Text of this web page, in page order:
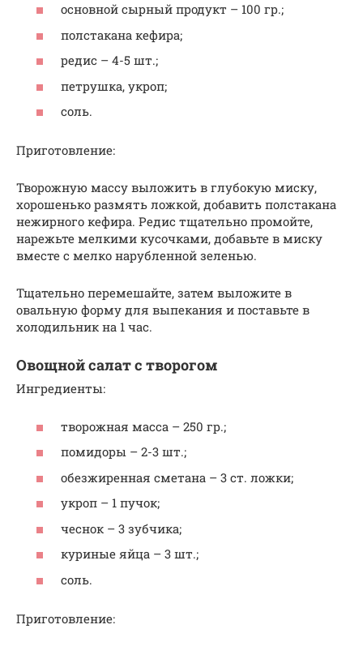
основной сырный продукт – 100 гр.;
полстакана кефира;
редис – 4-5 шт.;
петрушка, укроп;
соль.
Приготовление:
Творожную массу выложить в глубокую миску,
хорошенько размять ложкой, добавить полстакана
нежирного кефира. Редис тщательно промойте,
нарежьте мелкими кусочками, добавьте в миску
вместе с мелко нарубленной зеленью.
Тщательно перемешайте, затем выложите в
овальную форму для выпекания и поставьте в
холодильник на 1 час.
Овощной салат с творогом
Ингредиенты:
творожная масса – 250 гр.;
помидоры – 2-3 шт.;
обезжиренная сметана – 3 ст. ложки;
укроп – 1 пучок;
чеснок – 3 зубчика;
куриные яйца – 3 шт.;
соль.
Приготовление: